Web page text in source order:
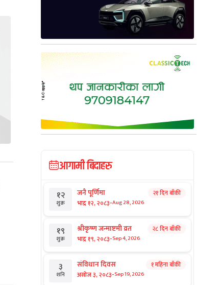
आगामी बिदाहरु
१२
शुक्र
जनै पूर्णिमा
भाद्र १२, २०८३-Aug 28, 2026
२१ दिन बाँकी
१९
शुक्र
श्रीकृष्ण जन्माष्टमी व्रत
भाद्र १९, २०८३-Sep 4, 2026
२८ दिन बाँकी
३
शनि
संविधान दिवस
असोज ३, २०८३-Sep 19, 2026
१ महिना बाँकी